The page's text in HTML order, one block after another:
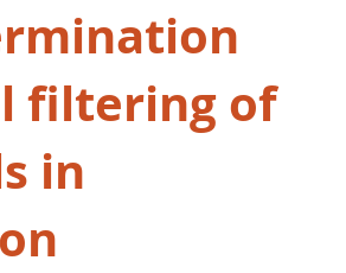
filtering of
in